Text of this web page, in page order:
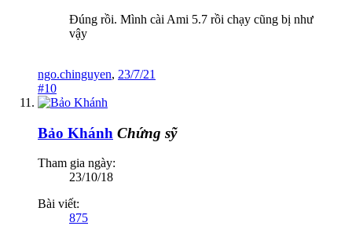
Đúng rồi. Mình cài Ami 5.7 rồi chạy cũng bị như
vậy
ngo.chinguyen, 23/7/21
#10
Bảo Khánh Chứng sỹ
Tham gia ngày:
23/10/18
Bài viết:
875